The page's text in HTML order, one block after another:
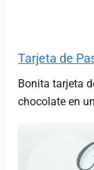
Tarjeta de
Bonita tarjeta
chocolate en